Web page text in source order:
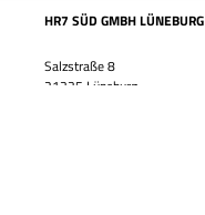
HR7 SÜD GMBH LÜNEBURG
Salzstraße 8
21335 Lüneburg